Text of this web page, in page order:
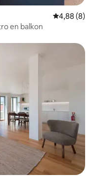
Gemiddelde
4,88 (8)
en balkon